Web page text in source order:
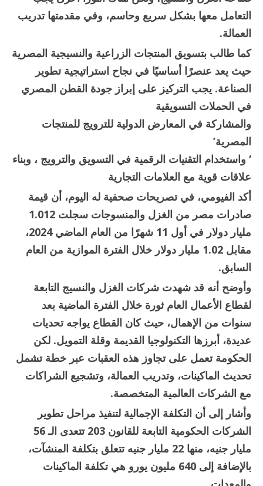
التعامل معها بشكل سريع وحاسم، وفي مقدمتها تدريب
العمالة.
كما طالب بتسويق المنتجات الزراعية والنسيجية المصرية
حيث يعد عنصرًا أساسيًا في نجاح استراتيجية تطوير
الصناعة. يجب التركيز على إبراز جودة القطن المصري
في الحملات التسويقية
والمشاركة في المعارض الدولية للترويج للمنتجات
المصرية’
‘ واستخدام التقنيات الرقمية في التسويق والترويج ، وبناء
علاقات قوية مع العلامات التجارية
أكد الفيومي، في تصريحات صحفية له اليوم، أن قيمة
صادرات مصر من الغزل والمنسوجات سجلت 1.012
مليار دولار في أول 11 شهرًا من العام الماضي 2024،
مقابل 1.02 مليار دولار خلال الفترة الموازية من العام
السابق.
وأوضح أنه قد شهدت شركات الغزل والنسيج التابعة
لقطاع الأعمال العام ثورة خلال الفترة الماضية بعد
سنوات من الإهمال، حيث كان القطاع يواجه تحديات
عديدة، أبرزها التكنولوجيا القديمة وقلة التمويل. لكن
الحكومة تعمل على تجاوز هذه العقبات عبر خطة تشمل
تحديث الماكينات، وتدريب العمالة، وتشجيع الشراكات
مع الشركات العالمية المتخصصة.
وأشار إلى أن التكلفة الإجمالية لتنفيذ مراحل تطوير
الشركات الحكومية التابعة للقانون 203 تتعدى الـ 56
مليار جنيه، منها 22 مليار جنيه تتعلق بتكلفة المنشآت،
بالإضافة إلى 640 مليون يورو هي تكلفة الماكينات